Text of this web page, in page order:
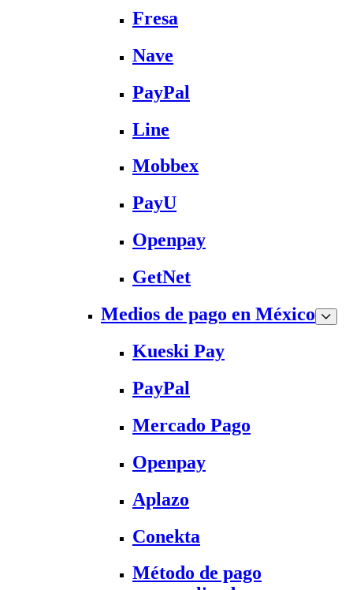
Fresa
Nave
PayPal
Line
Mobbex
PayU
Openpay
GetNet
Medios de pago en México
Kueski Pay
PayPal
Mercado Pago
Openpay
Aplazo
Conekta
Método de pago